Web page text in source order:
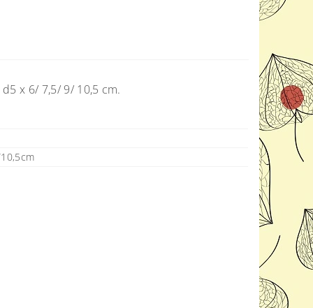
x 6/ 7,5/ 9/ 10,5 cm.